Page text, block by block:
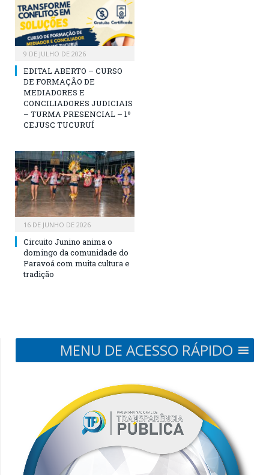
9 DE JULHO DE 2026
EDITAL ABERTO – CURSO
DE FORMAÇÃO DE
MEDIADORES E
CONCILIADORES JUDICIAIS
– TURMA PRESENCIAL – 1º
CEJUSC TUCURUÍ
16 DE JUNHO DE 2026
Circuito Junino anima o
domingo da comunidade do
Paravoá com muita cultura e
tradição
MENU DE ACESSO RÁPIDO